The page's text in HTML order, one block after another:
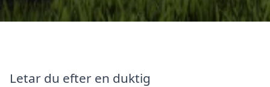
Letar du efter en duktig